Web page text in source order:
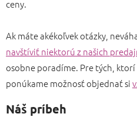
ceny.
Ak máte akékoľvek otázky,
navštíviť niektorú z našich
osobne poradíme. Pre tých,
ponúkame možnosť objednať si
Náš príbeh